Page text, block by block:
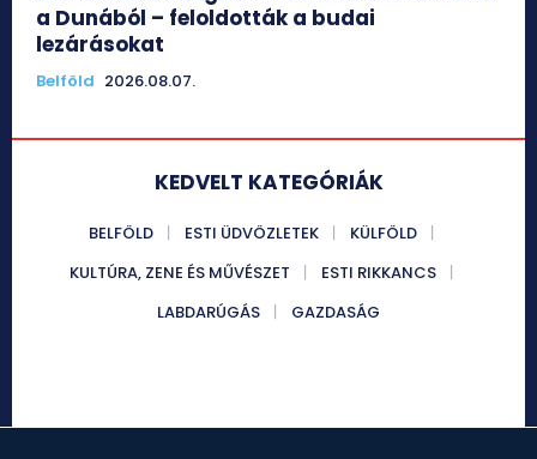
a Dunából – feloldották a budai
lezárásokat
Belföld 2026.08.07.
KEDVELT KATEGÓRIÁK
BELFÖLD ESTI ÜDVÖZLETEK
KÜLFÖLD
KULTÚRA, ZENE ÉS MŰVÉSZET
ESTI RIKKANCS
LABDARÚGÁS
GAZDASÁG